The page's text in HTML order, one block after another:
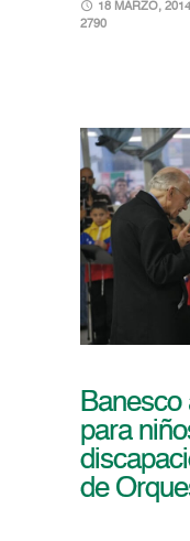
18 MARZO,
2790
para
de